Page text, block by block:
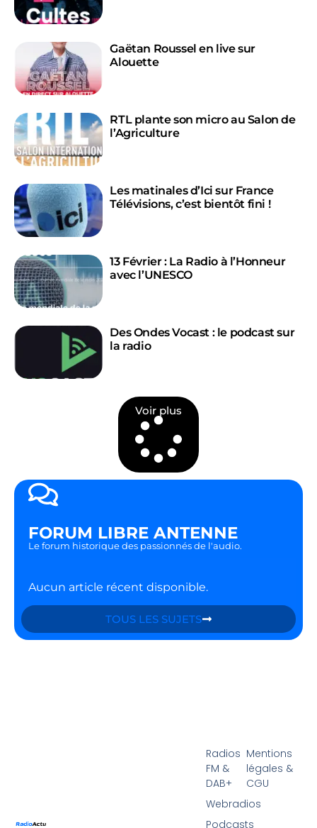
Gaëtan Roussel en live sur
Alouette
RTL plante son micro au Salon de
l’Agriculture
Les matinales d’Ici sur France
Télévisions, c’est bientôt fini !
13 Février : La Radio à l’Honneur
avec l’UNESCO
Des Ondes Vocast : le podcast sur
la radio
Voir plus
FORUM LIBRE ANTENNE
Le forum historique des passionnés de l'audio.
Aucun article récent disponible.
TOUS LES SUJETS
Radios
FM &
DAB+
Webradios
Podcasts
Mentions
légales &
CGU